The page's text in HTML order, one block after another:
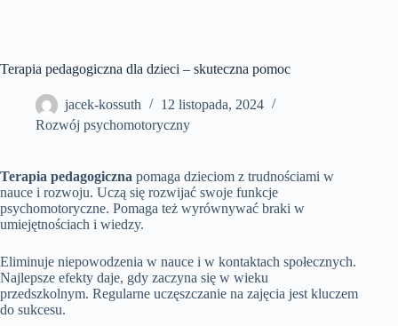
Terapia pedagogiczna dla dzieci – skuteczna pomoc
jacek-kossuth
12 listopada, 2024
Rozwój psychomotoryczny
Terapia pedagogiczna pomaga dzieciom z trudnościami w
nauce i rozwoju. Uczą się rozwijać swoje funkcje
psychomotoryczne. Pomaga też wyrównywać braki w
umiejętnościach i wiedzy.
Eliminuje niepowodzenia w nauce i w kontaktach społecznych.
Najlepsze efekty daje, gdy zaczyna się w wieku
przedszkolnym. Regularne uczęszczanie na zajęcia jest kluczem
do sukcesu.